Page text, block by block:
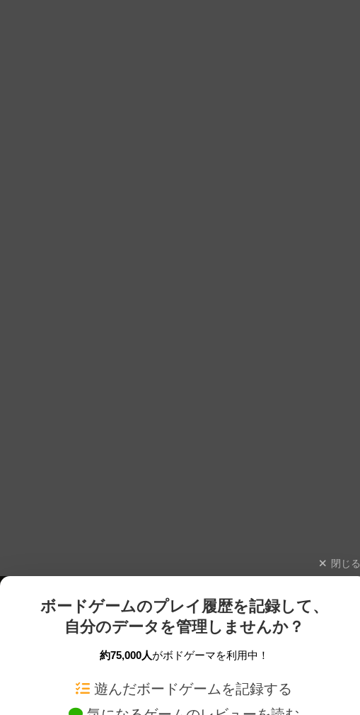
閉じる
ボードゲームのプレイ履歴を記録して、
自分のデータを管理しませんか？
約75,000人がボドゲーマを利用中！
遊んだボードゲームを記録する